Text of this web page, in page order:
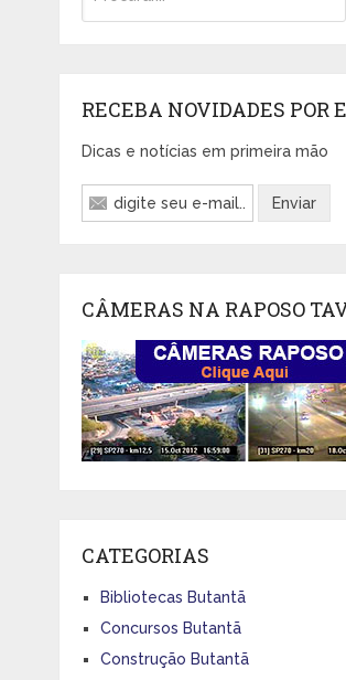
RECEBA NOVIDADES POR
Dicas e notícias em primeira mão
CÂMERAS NA RAPOSO
CATEGORIAS
Bibliotecas Butantã
Concursos Butantã
Construção Butantã